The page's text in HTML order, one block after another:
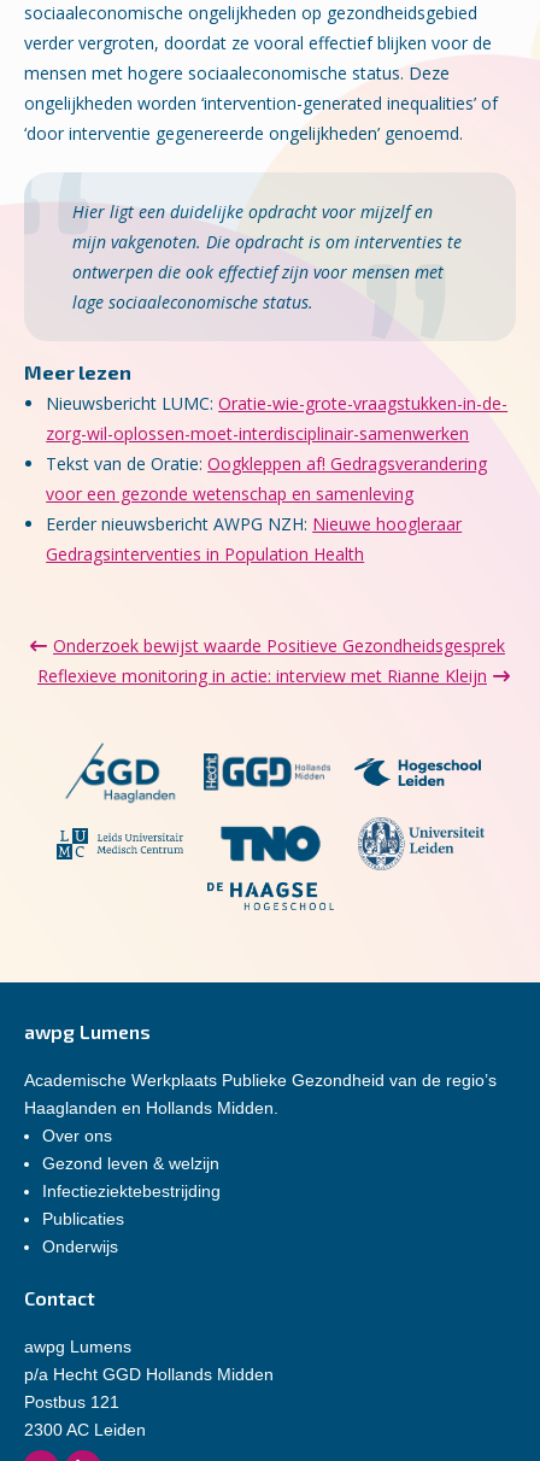
sociaaleconomische ongelijkheden op gezondheidsgebied
verder vergroten, doordat ze vooral effectief blijken voor de
mensen met hogere sociaaleconomische status. Deze
ongelijkheden worden ‘intervention-generated inequalities’ of
‘door interventie gegenereerde ongelijkheden’ genoemd.
Hier ligt een duidelijke opdracht voor mijzelf en
mijn vakgenoten. Die opdracht is om interventies te
ontwerpen die ook effectief zijn voor mensen met
lage sociaaleconomische status.
Meer lezen
Nieuwsbericht LUMC:Oratie-wie-grote-vraagstukken-in-de-
zorg-wil-oplossen-moet-interdisciplinair-samenwerken
Tekst van de Oratie:Oogkleppen af! Gedragsverandering
voor een gezonde wetenschap en samenleving
Eerder nieuwsbericht AWPG NZH: Nieuwe hoogleraar
Gedragsinterventies in Population Health
Onderzoek bewijst waarde Positieve Gezondheidsgesprek
Reflexieve monitoring in actie: interview met Rianne Kleijn
awpg Lumens
Academische Werkplaats Publieke Gezondheid van de regio’s
Haaglanden en Hollands Midden.
Over ons
Gezond leven & welzijn
Infectieziektebestrijding
Publicaties
Onderwijs
Contact
awpg Lumens
p/a Hecht GGD Hollands Midden
Postbus 121
2300 AC Leiden